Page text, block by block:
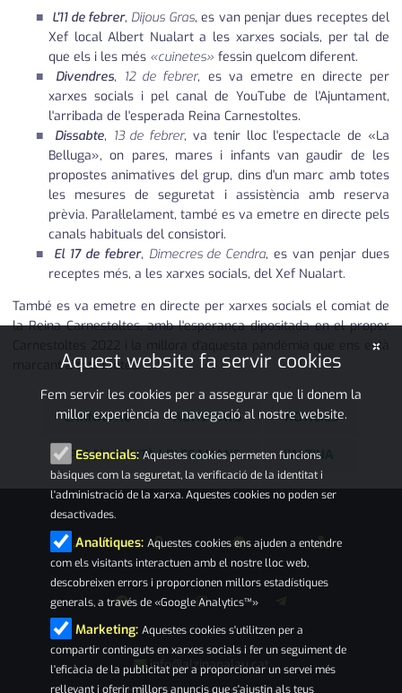
L'11 de febrer, Dijous Gras, es van penjar dues receptes del
Xef local Albert Nualart a les xarxes socials, per tal de
que els i les més «cuinetes» fessin quelcom diferent.
Divendres, 12 de febrer, es va emetre en directe per
xarxes socials i pel canal de YouTube de l'Ajuntament,
l'arribada de l'esperada Reina Carnestoltes.
Dissabte, 13 de febrer, va tenir lloc l'espectacle de «La
Belluga», on pares, mares i infants van gaudir de les
propostes animatives del grup, dins d'un marc amb totes
les mesures de seguretat i assistència amb reserva
prèvia. Paral·lelament, també es va emetre en directe pels
canals habituals del consistori.
El 17 de febrer, Dimecres de Cendra, es van penjar dues
receptes més, a les xarxes socials, del Xef Nualart.
També es va emetre en directe per xarxes socials el comiat de
la Reina Carnestoltes, amb l'esperança dipositada en el proper
Carnestoltes 2022 i la millora d'aquesta pandèmia que ens està
marcant a tots i totes.
CARNAVAL ACTIVITATS NOTÍCIES
PALAU-SOLITÀ I PLEGAMANS L'ALZINA
info@alzinapalau.cat
×
Aquest website fa servir cookies
Fem servir les cookies per a assegurar que li donem la
millor experiència de navegació al nostre website.
Essencials: Aquestes cookies permeten funcions
bàsiques com la seguretat, la verificació de la identitat i
l'administració de la xarxa. Aquestes cookies no poden ser
desactivades.
Analítiques: Aquestes cookies ens ajuden a entendre
com els visitants interactuen amb el nostre lloc web,
descobreixen errors i proporcionen millors estadístiques
generals, a través de «Google Analytics™»
Marketing: Aquestes cookies s'utilitzen per a
compartir continguts en xarxes socials i fer un seguiment de
l'eficàcia de la publicitat per a proporcionar un servei més
rellevant i oferir millors anuncis que s'ajustin als teus